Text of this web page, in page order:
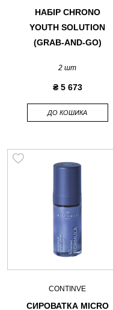
НАБІР CHRONO
YOUTH SOLUTION
(GRAB-AND-GO)
2 шт
₴ 5 673
ДО КОШИКА
CONTINVE
СИРОВАТКА MICRO